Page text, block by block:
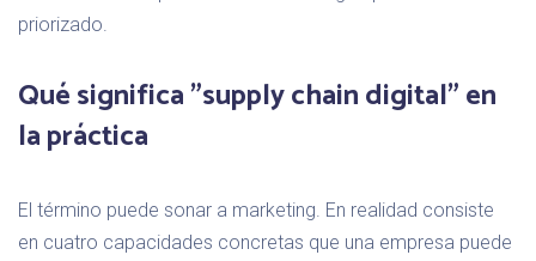
priorizado.
Qué significa "supply chain digital" en
la práctica
El término puede sonar a marketing. En realidad consiste
en cuatro capacidades concretas que una empresa puede